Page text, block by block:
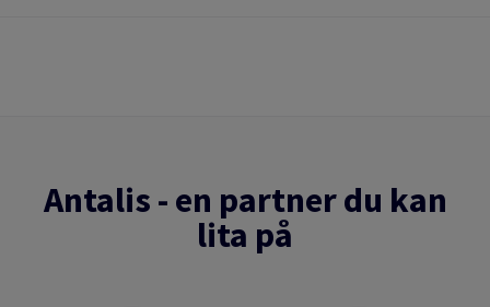
Antalis - en partner du kan
lita på